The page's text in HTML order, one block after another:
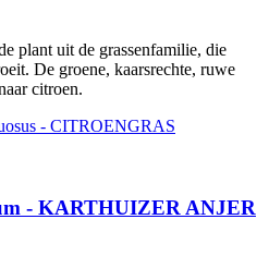
plant uit de grassenfamilie, die
De groene, kaarsrechte, ruwe
citroen.
- CITROENGRAS
- KARTHUIZER ANJER